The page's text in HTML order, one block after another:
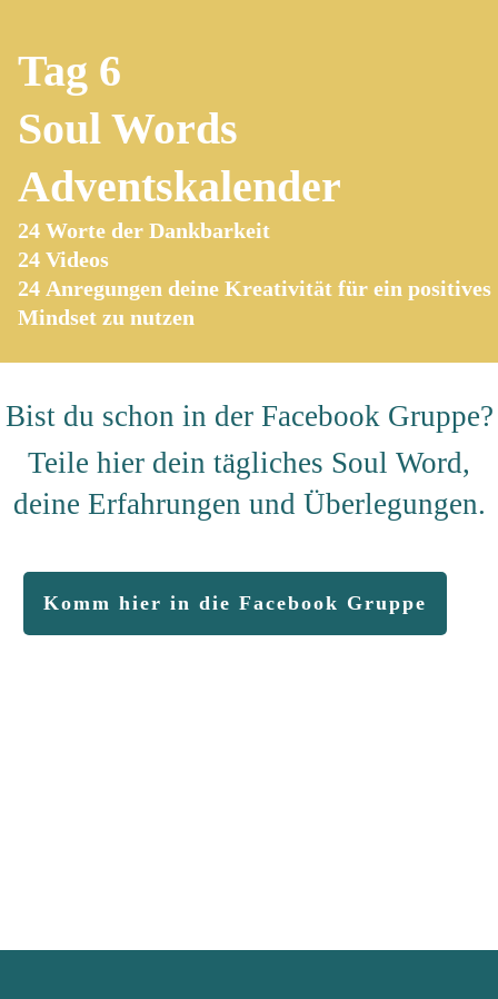
Tag 6
Soul Words
Adventskalender
24 Worte der Dankbarkeit
24 Videos
24 Anregungen deine Kreativität für ein positives
Mindset zu nutzen
Bist du schon in der Facebook Gruppe?
Teile hier dein tägliches Soul Word,
deine Erfahrungen und Überlegungen.
Komm hier in die Facebook Gruppe